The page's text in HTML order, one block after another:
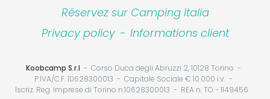
Réservez sur Camping Italia
Privacy policy - Informations client
Koobcamp S.r.l
Corso Duca degli Abruzzi 2, 10128 Torino
P.IVA/C.F. 10628300013
Capitale Sociale € 10.000 i.v.
Iscriz. Reg. Imprese di Torino n.10628300013
REA n. TO - 1149456